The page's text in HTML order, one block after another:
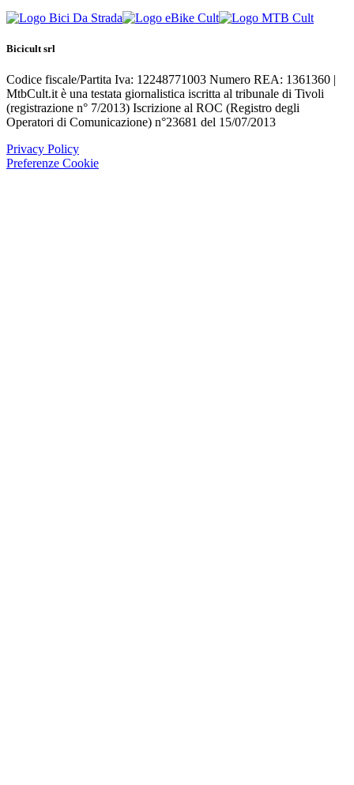
Bicicult srl
Codice fiscale/Partita Iva: 12248771003 Numero REA: 1361360 |
MtbCult.it è una testata giornalistica iscritta al tribunale di Tivoli
(registrazione n° 7/2013) Iscrizione al ROC (Registro degli
Operatori di Comunicazione) n°23681 del 15/07/2013
Privacy Policy
Preferenze Cookie